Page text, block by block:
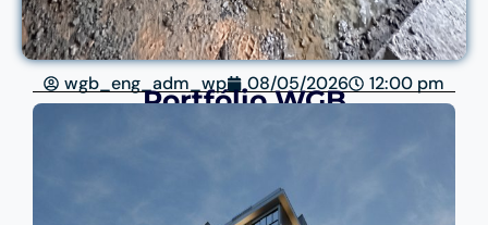
wgb_eng_adm_wp 08/05/2026 12:00 pm
Portfólio WGB